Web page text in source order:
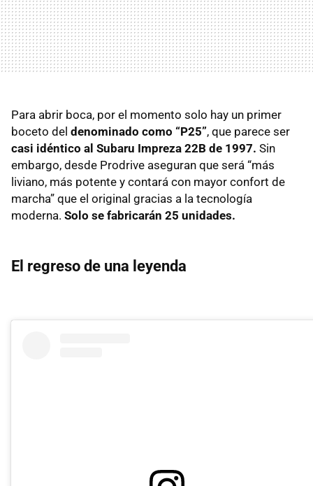
Para abrir boca, por el momento solo hay un primer
boceto del denominado como “P25”, que parece ser
casi idéntico al Subaru Impreza 22B de 1997. Sin
embargo, desde Prodrive aseguran que será “más
liviano, más potente y contará con mayor confort de
marcha” que el original gracias a la tecnología
moderna. Solo se fabricarán 25 unidades.
El regreso de una leyenda